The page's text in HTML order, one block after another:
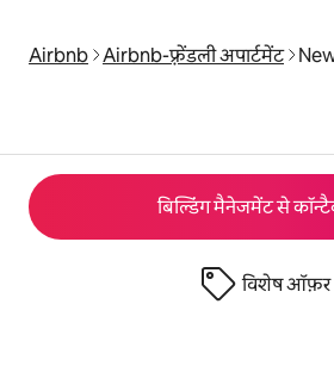
बिल्डिंग मैनेजमेंट से
विशेष ऑफ़र
Airbnb Airbnb-फ़्रेंडली अपार्टमेंट